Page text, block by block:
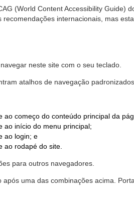
(World Content Accessibility Guide)
internacionais, mas
neste site com o seu teclado.
atalhos de navegação
ao começo do conteúdo principal da
ao início do menu principal;
ao login; e
ao rodapé do site.
para outros navegadores.
uma das combinações acima.